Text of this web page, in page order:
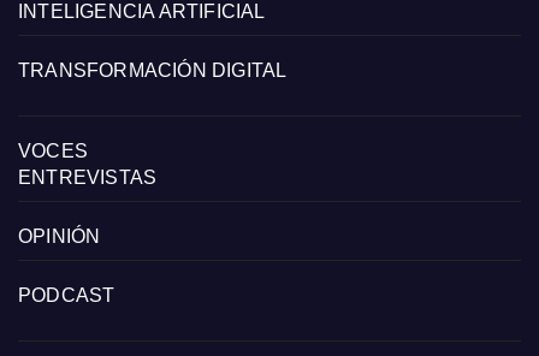
INTELIGENCIA ARTIFICIAL
TRANSFORMACIÓN DIGITAL
VOCES
ENTREVISTAS
OPINIÓN
PODCAST